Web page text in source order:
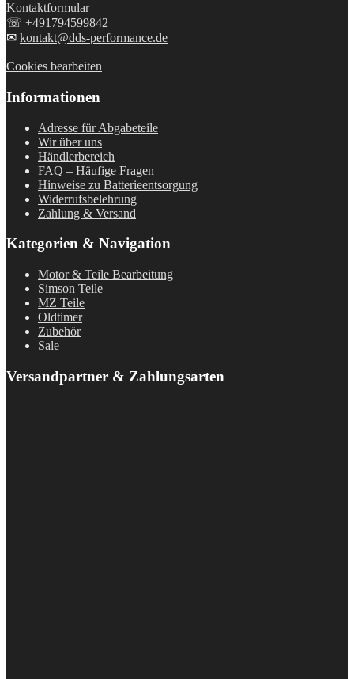
Kontaktformular
☏ +491794599842
✉ kontakt@dds-performance.de
Cookies bearbeiten
Informationen
Adresse für Abgabeteile
Wir über uns
Händlerbereich
FAQ – Häufige Fragen
Hinweise zu Batterieentsorgung
Widerrufsbelehrung
Zahlung & Versand
Kategorien & Navigation
Motor & Teile Bearbeitung
Simson Teile
MZ Teile
Oldtimer
Zubehör
Sale
Versandpartner & Zahlungsarten